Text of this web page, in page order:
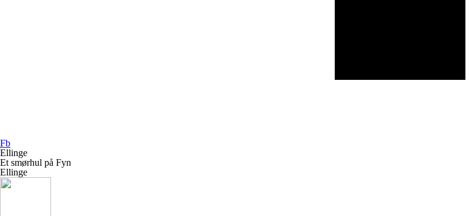
Fb
Ellinge
Et smørhul på Fyn
Ellinge